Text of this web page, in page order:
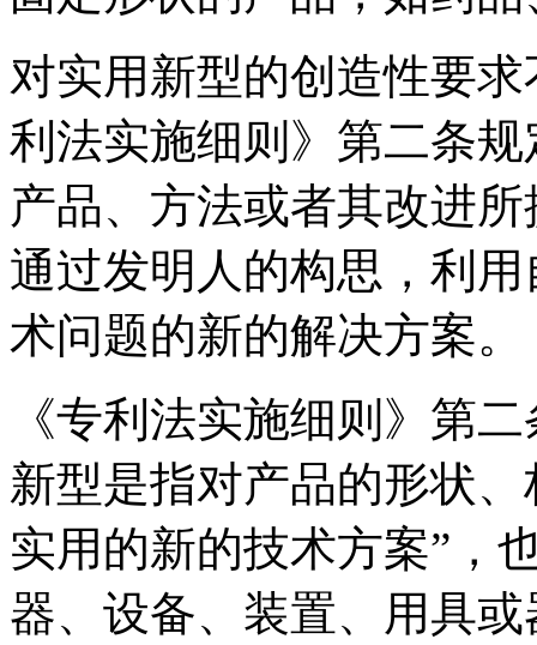
对实用新型的创造性要
利法实施细则》第二条
产品、方法或者其改进
通过发明人的构思，利
术问题的新的解决方案。
《专利法实施细则》第
新型是指对产品的形状
实用的新的技术方案”，
器、设备、装置、用具